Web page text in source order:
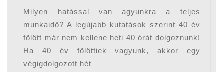
óra?
Milyen hatással van agyunkra a teljes
munkaidő? A legújabb kutatások szerint 40 év
fölött már nem kellene heti 40 órát dolgoznunk!
Ha 40 év fölöttiek vagyunk, akkor egy
végigdolgozott hét